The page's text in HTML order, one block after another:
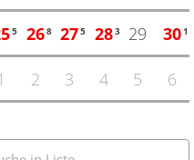
5 268 275 283 29 301
2 3 4 5 6